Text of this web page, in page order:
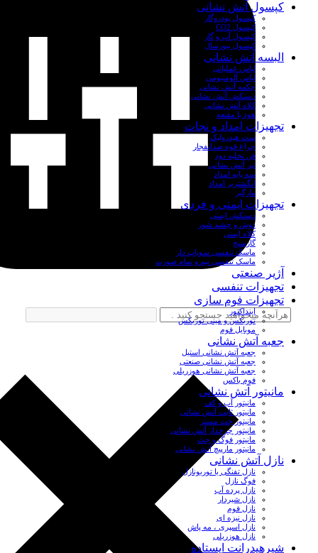
کپسول آتش نشانی
کپسول پودروگاز
کپسول CO2
کپسول آب و گاز
کپسول بیورسال
البسه آتش نشانی
لباس عملیاتی
لباس آلومنیومی
چکمه آتش نشانی
دستکش آتش نشانی
کلاه آتش نشانی
هود یا مقنعه
تجهیزات امداد و نجات
ست هیدرولیک
چراغ قوه ضدانفجار
فن تخلیه دود
تبر آتش نشانی
سه پایه امداد
انگشتربر امداد
مارگیر
تجهیزات ایمنی و فردی
دستکش ایمنی
دوش و چشم شور
کلاه ایمنی
گازسنج
ماسک تنفسی سوپاپ دار
ماسک تنفسی نیم و تمام صورت
آژیر صنعتی
تجهیزات تنفسی
تجهیزات فوم سازی
اینداکتور
توربکس و مینی توربکس
موبایل فوم
جعبه آتش نشانی
جعبه آتش نشانی استیل
جعبه آتش نشانی صنعتی
جعبه آتش نشانی هوزریلی
فوم باکس
مانیتور آتش نشانی
مانیتور آب و کف
مانیتور ثابت آتش نشانی
مانیتور جت مستر
مانیتور چرخدار آتش نشانی
مانیتور فوگ و جت
مانیتور مارپیچ آتش نشانی
نازل آتش نشانی
نازل تفنگی یا توربونازل
فوگ نازل
نازل پرده آب
نازل شیردار
نازل فوم
نازل نیزه ای
نازل اسپری ، مه پاش
نازل هوزریلی
شیرهیدرانت ایستاده